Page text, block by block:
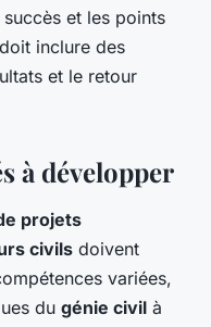
et les points
doit inclure des
et le retour
à développer
projets
civils doivent
variées,
du génie civil à